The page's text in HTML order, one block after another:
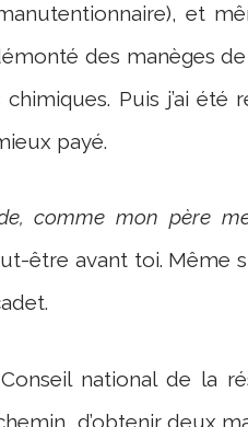
et
des manèges
Puis j’ai été
payé.
comme mon père
être avant toi. Même
national de la
d’obtenir deux